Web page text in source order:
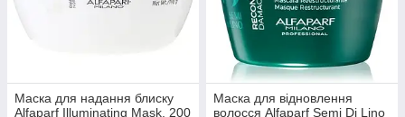
Маска для надання блиску
Alfaparf Illuminating Mask, 200
Маска для відновлення
волосся Alfaparf Semi Di Lino